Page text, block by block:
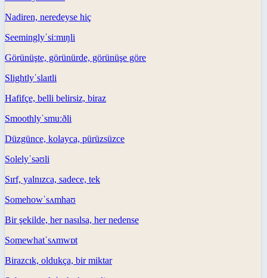
Nadiren, neredeyse hiç
Seeminglyˈsiːmɪŋli
Görünüşte, görünürde, görünüşe göre
Slightlyˈslaɪtli
Hafifçe, belli belirsiz, biraz
Smoothlyˈsmuːðli
Düzgünce, kolayca, pürüzsüzce
Solelyˈsəʊli
Sırf, yalnızca, sadece, tek
Somehowˈsʌmhaʊ
Bir şekilde, her nasılsa, her nedense
Somewhatˈsʌmwɒt
Birazcık, oldukça, bir miktar